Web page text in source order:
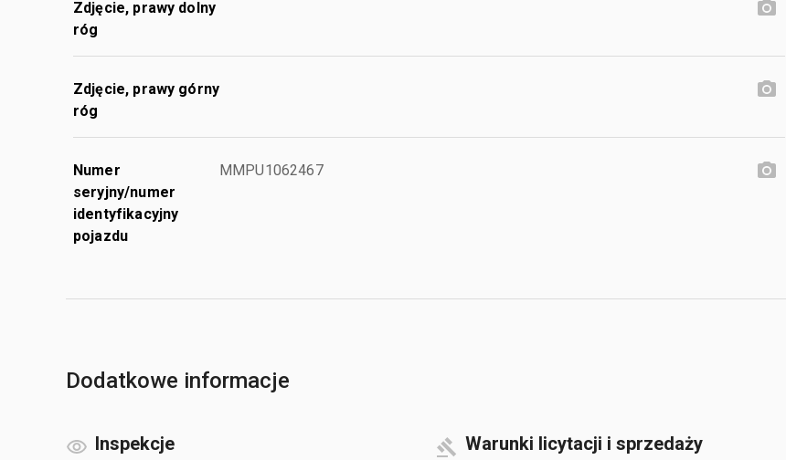
Zdjęcie, prawy dolny
róg
Zdjęcie, prawy górny
róg
Numer
seryjny/numer
identyfikacyjny
pojazdu
MMPU1062467
Dodatkowe informacje
Inspekcje Warunki licytacji i sprzedaży